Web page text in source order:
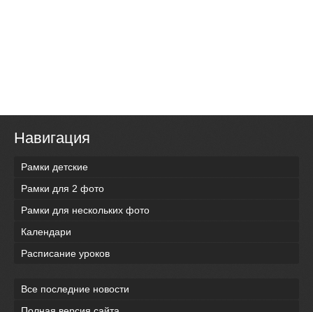
Навигация
Рамки детские
Рамки для 2 фото
Рамки для нескольких фото
Календари
Расписание уроков
Все последние новости